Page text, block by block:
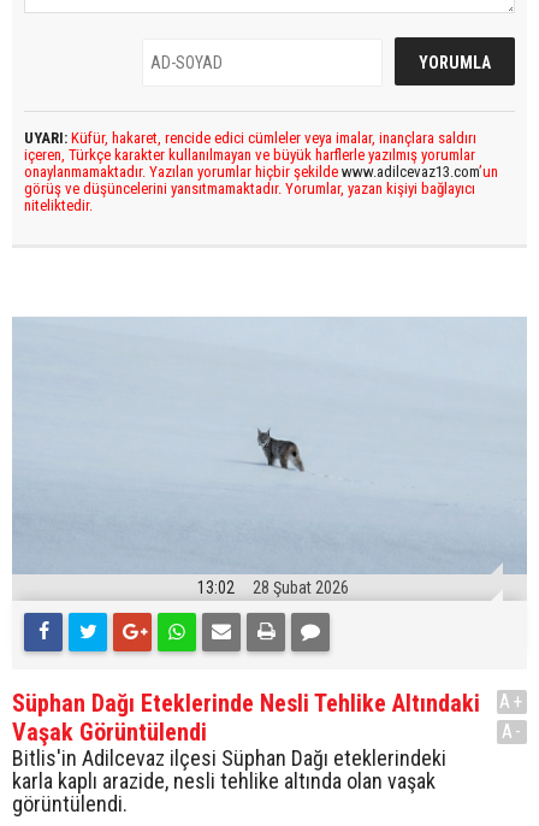
UYARI: Küfür, hakaret, rencide edici cümleler veya imalar, inançlara saldırı
içeren, Türkçe karakter kullanılmayan ve büyük harflerle yazılmış yorumlar
onaylanmamaktadır. Yazılan yorumlar hiçbir şekilde www.adilcevaz13.com’un
görüş ve düşüncelerini yansıtmamaktadır. Yorumlar, yazan kişiyi bağlayıcı
niteliktedir.
13:02 28 Şubat 2026
Süphan Dağı Eteklerinde Nesli Tehlike Altındaki
Vaşak Görüntülendi
Bitlis'in Adilcevaz ilçesi Süphan Dağı eteklerindeki
karla kaplı arazide, nesli tehlike altında olan vaşak
görüntülendi.
A+
A-